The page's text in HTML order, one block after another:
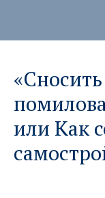
или Как